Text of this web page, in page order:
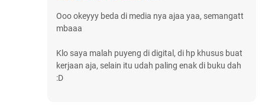
Ooo okeyyy beda di media nya ajaa yaa, semangatt
mbaaa
Klo saya malah puyeng di digital, di hp khusus buat
kerjaan aja, selain itu udah paling enak di buku dah
:D